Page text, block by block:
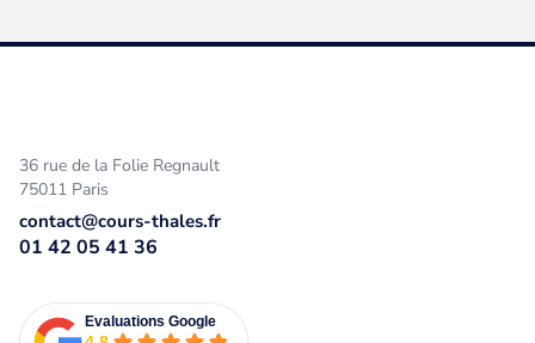
36 rue de la Folie Regnault
75011 Paris
contact@cours-thales.fr
01 42 05 41 36
Evaluations Google